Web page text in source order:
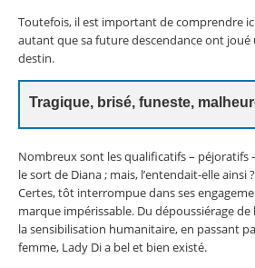
Toutefois, il est important de comprendre
autant que sa future descendance ont joué
destin.
Tragique, brisé, funeste,
Nombreux sont les qualificatifs – péjoratifs
le sort de Diana ; mais, l’entendait-elle ainsi
Certes, tôt interrompue dans ses
marque impérissable. Du dépoussiérage de
la sensibilisation humanitaire, en passant
femme, Lady Di a bel et bien existé.